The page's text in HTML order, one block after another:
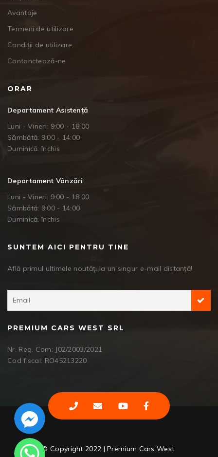
Avantaje
Termeni de utilizare
Condiții de utilizare
Contanctează-ne
ORAR
Departament Asistență
Luni - Vineri: 9:00 - 18:00
Sâmbătă: 9:00 - 14:00
Duminică: închis
Departament Vânzări
Luni - Vineri: 9:00 - 18:00
Sâmbătă: 9:00 - 14:00
Duminică: închis
SUNTEM AICI PENTRU TINE
Află primul ultimele noutăți la un singur e-mail distanță!
PREMIUM CARS WEST SRL
Nr. Reg. Com: J02/2003/2021
Cod fiscal: RO45213220
© Copyright 2022 | Premium Cars West.
Facebook Messenger
WhatsApp